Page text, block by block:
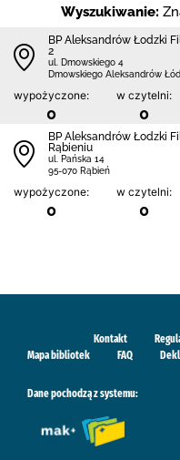
Wyszukiwanie:
BP Aleksandrów Łodzki
2
ul. Dmowskiego 4
Dmowskiego Aleksandrów
wypożyczone:
0
w czytelni:
0
BP Aleksandrów Łodzki
Rąbieniu
ul. Pańska 14
95-070 Rąbień
wypożyczone:
0
w czytelni:
0
Kontakt
Mapa bibliotek
FAQ
Dane pochodzą z systemu: